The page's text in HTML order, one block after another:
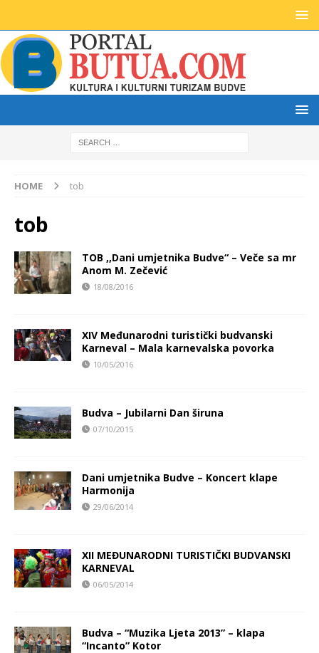
HOME tob
tob
TOB ,,Dani umjetnika Budve“ – Veče sa mr
Anom M. Zečević
18/08/2016
XIV Međunarodni turistički budvanski
Karneval – Mala karnevalska povorka
10/05/2016
Budva – Jubilarni Dan širuna
07/10/2015
Dani umjetnika Budve – Koncert klape
Harmonija
29/06/2014
XII MEĐUNARODNI TURISTIČKI BUDVANSKI
KARNEVAL
06/05/2014
Budva – “Muzika Ljeta 2013” – klapa
“Incanto” Kotor